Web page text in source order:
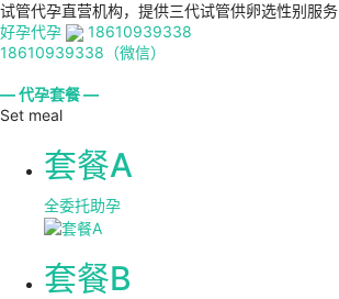
试管代孕直营机构，提供三代试管供卵选性别服务
好孕代孕
18610939338
18610939338（微信）
— 代孕套餐 —
Set meal
套餐A
全委托助孕
套餐B